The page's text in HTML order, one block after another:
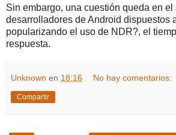
Sin embargo, una cuestión queda en
desarrolladores de Android dispuestos
popularizando el uso de NDR?, el
respuesta.
Unknown en 18:16 No hay comentarios:
Compartir